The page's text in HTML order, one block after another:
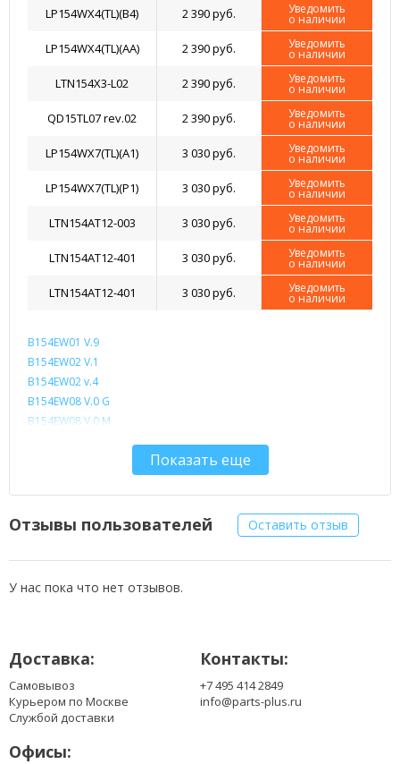
LP154WX4(TL)(B4) 2 390 руб. Уведомить
о наличии
LP154WX4(TL)(AA) 2 390 руб. Уведомить
о наличии
LTN154X3-L02 2 390 руб. Уведомить
о наличии
QD15TL07 rev.02 2 390 руб. Уведомить
о наличии
LP154WX7(TL)(A1) 3 030 руб. Уведомить
о наличии
LP154WX7(TL)(P1) 3 030 руб. Уведомить
о наличии
LTN154AT12-003 3 030 руб. Уведомить
о наличии
LTN154AT12-401 3 030 руб. Уведомить
о наличии
LTN154AT12-401 3 030 руб. Уведомить
о наличии
B154EW01 V.9
B154EW02 V.1
B154EW02 v.4
B154EW08 V.0 G
B154EW08 V.0 M
CLAA154WA01-NU
CLAA154WA01-Q
CLAA154WA01D
CLAA154WA03-AG
CLAA154WA03A
CLAA154WA04
CLAA154WA05-A
Показать еще
Отзывы пользователей Оставить отзыв
У нас пока что нет отзывов.
Доставка:
Самовывоз
Курьером по Москве
Службой доставки
Контакты:
+7 495 414 2849
info@parts-plus.ru
Офисы: